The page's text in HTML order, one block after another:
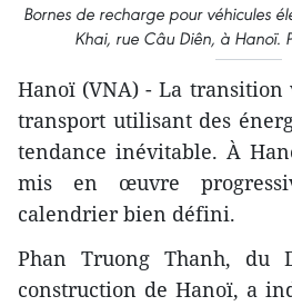
Bornes de recharge pour véhicules
Khai, rue Câu Diên, à Hanoï.
Hanoï (VNA) - La transition
transport utilisant des
tendance inévitable. À
mis en œuvre
calendrier bien défini.
Phan Truong Thanh, du
construction de Hanoï, a